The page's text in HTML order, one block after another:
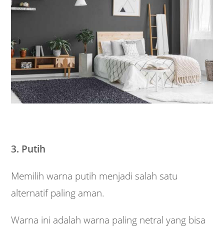
3. Putih
Memilih warna putih menjadi salah satu
alternatif paling aman.
Warna ini adalah warna paling netral yang bisa